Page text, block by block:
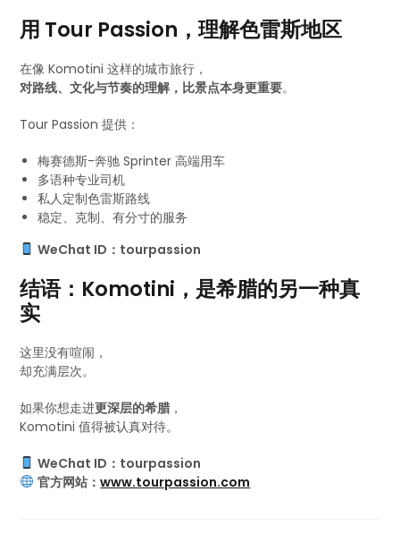
用 Tour Passion，理解色雷斯地区
在像 Komotini 这样的城市旅行，
对路线、文化与节奏的理解，比景点本身更重要。
Tour Passion 提供：
梅赛德斯-奔驰 Sprinter 高端用车
多语种专业司机
私人定制色雷斯路线
稳定、克制、有分寸的服务
WeChat ID：tourpassion
结语：Komotini，是希腊的另一种真
实
这里没有喧闹，
却充满层次。
如果你想走进更深层的希腊 ，
Komotini 值得被认真对待。
WeChat ID：tourpassion
官方网站：www.tourpassion.com